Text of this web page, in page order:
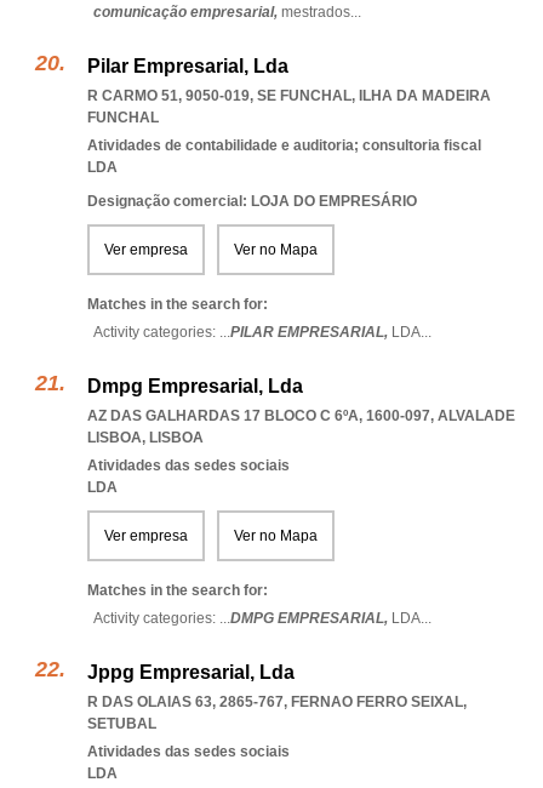
comunicação empresarial, mestrados...
Pilar Empresarial, Lda
R CARMO 51, 9050-019, SE FUNCHAL, ILHA DA MADEIRA
FUNCHAL
Atividades de contabilidade e auditoria; consultoria fiscal
LDA
Designação comercial: LOJA DO EMPRESÁRIO
Ver empresa Ver no Mapa
Matches in the search for:
Activity categories: ...PILAR EMPRESARIAL, LDA...
Dmpg Empresarial, Lda
AZ DAS GALHARDAS 17 BLOCO C 6ºA, 1600-097, ALVALADE
LISBOA, LISBOA
Atividades das sedes sociais
LDA
Ver empresa Ver no Mapa
Matches in the search for:
Activity categories: ...DMPG EMPRESARIAL, LDA...
Jppg Empresarial, Lda
R DAS OLAIAS 63, 2865-767, FERNAO FERRO SEIXAL,
SETUBAL
Atividades das sedes sociais
LDA